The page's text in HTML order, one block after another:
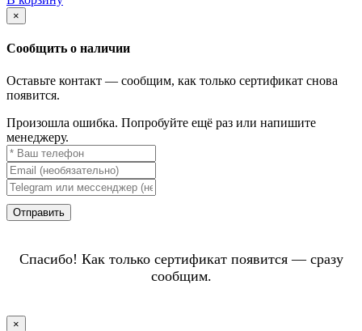
×
Сообщить о наличии
Оставьте контакт — сообщим, как только сертификат снова
появится.
Произошла ошибка. Попробуйте ещё раз или напишите
менеджеру.
Отправить
Спасибо! Как только сертификат появится — сразу
сообщим.
×